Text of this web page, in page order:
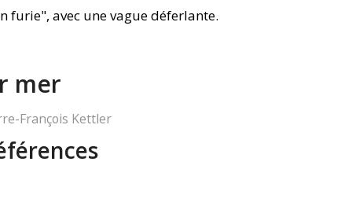
mer
François Kettler